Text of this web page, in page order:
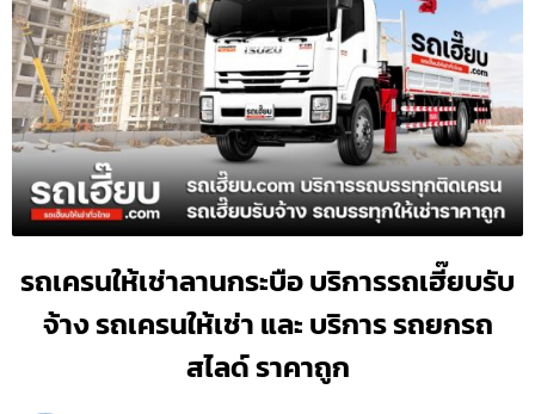
รถเครนให้เช่าลานกระบือ บริการรถเฮี๊ยบรับ
จ้าง รถเครนให้เช่า และ บริการ รถยกรถ
สไลด์ ราคาถูก